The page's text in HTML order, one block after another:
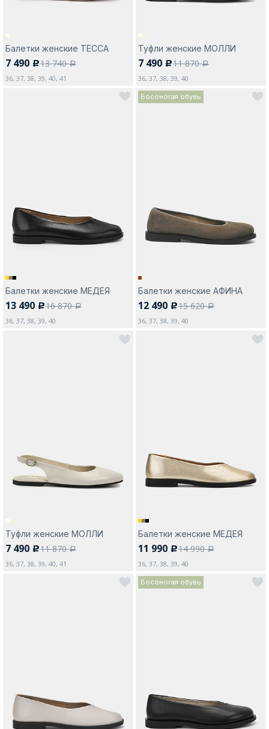
Да, все верно Изменить город
Балетки женские ТЕССА
7 490 c13 740a
36, 37, 38, 39, 40, 41
Туфли женские МОЛЛИ
7 490 c11 870a
36, 37, 38, 39, 40
Балетки женские МЕДЕЯ
13 490 c16 870a
36, 37, 38, 39, 40
Босоногая обувь
Балетки женские АФИНА
12 490 c15 620a
36, 37, 38, 39, 40
Туфли женские МОЛЛИ
7 490 c11 870a
36, 37, 38, 39, 40, 41
Балетки женские МЕДЕЯ
11 990 c14 990a
36, 37, 38, 39, 40
Босоногая обувь